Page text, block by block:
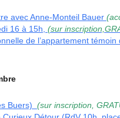
avec Anne-Monteil Bauer
16 à 15h, (sur
de l’appartement témoin
Buers) (sur inscription,